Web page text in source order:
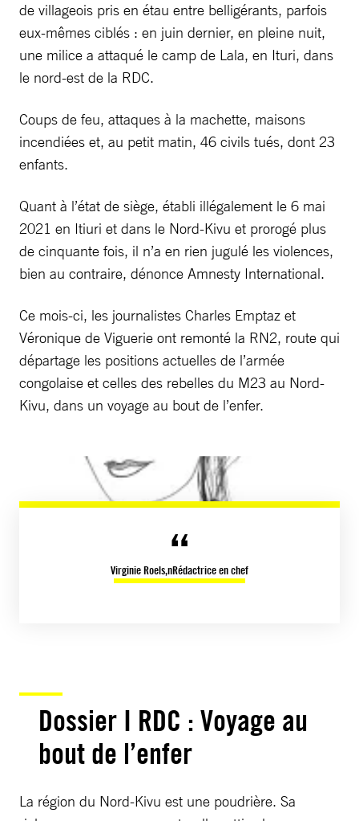
de villageois pris en étau entre belligérants, parfois
eux-mêmes ciblés : en juin dernier, en pleine nuit,
une milice a attaqué le camp de Lala, en Ituri, dans
le nord-est de la RDC.
Coups de feu, attaques à la machette, maisons
incendiées et, au petit matin, 46 civils tués, dont 23
enfants.
Quant à l’état de siège, établi illégalement le 6 mai
2021 en Itiuri et dans le Nord-Kivu et prorogé plus
de cinquante fois, il n’a en rien jugulé les violences,
bien au contraire, dénonce Amnesty International.
Ce mois-ci, les journalistes Charles Emptaz et
Véronique de Viguerie ont remonté la RN2, route qui
départage les positions actuelles de l’armée
congolaise et celles des rebelles du M23 au Nord-
Kivu, dans un voyage au bout de l’enfer.
Virginie Roels,nRédactrice en chef
Dossier I RDC : Voyage au
bout de l’enfer
La région du Nord-Kivu est une poudrière. Sa